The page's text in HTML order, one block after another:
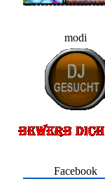
modi
Facebook